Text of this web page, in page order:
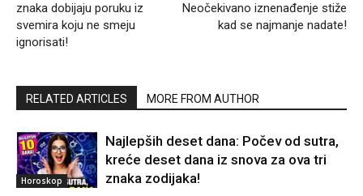
znaka dobijaju poruku iz
svemira koju ne smeju
ignorisati!
Neočekivano iznenađenje stiže
kad se najmanje nadate!
RELATED ARTICLES MORE FROM AUTHOR
Horoskop
Najlepših deset dana: Počev od sutra,
kreće deset dana iz snova za ova tri
znaka zodijaka!